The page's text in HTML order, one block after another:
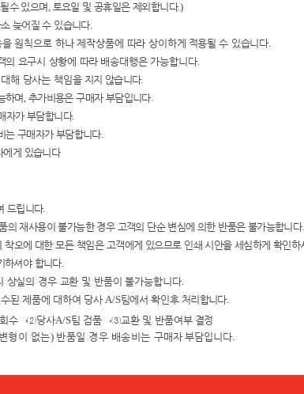
수 있으며, 토요일 및 공휴일은 제외합니다.)
늦어질 수 있습니다.
원칙으로 하나 제작상품에 따라 상이하게 적용될 수 있습니다.
의 요구시 상황에 따라 배송대행은 가능합니다.
해 당사는 책임을 지지 않습니다.
하며, 추가비용은 구매자 부담입니다.
자가 부담합니다.
는 구매자가 부담합니다.
에게 있습니다
드립니다.
의 재사용이 불가능한 경우 고객의 단순 변심에 의한 반품은 불가능합니다.
오에 대한 모든 책임은 고객에게 있으므로 인쇄 시안을 세심하게 확인하
하셔야 합니다.
상실의 경우 교환 및 반품이 불가능합니다.
된 제품에 대하여 당사A/S팀에서 확인후 처리합니다.
수→②당사A/S팀 검품 →③교환 및 반품여부 결정
형이 없는) 반품일 경우 배송비는 구매자 부담입니다.